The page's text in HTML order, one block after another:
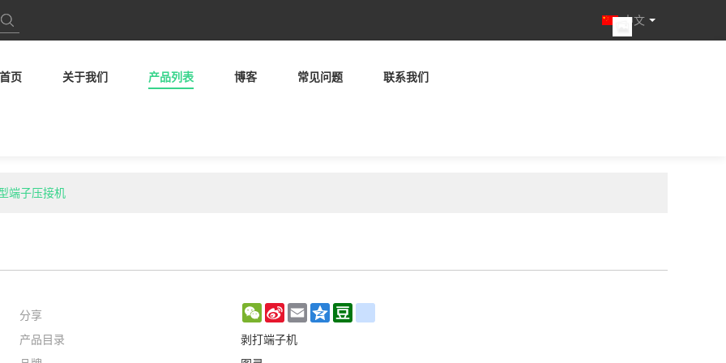
中文
首页 关于我们 产品列表 博客 常见问题 联系我们
端子压接机
分享 WeChat
Sina
Weibo
Email Qzone
产品目录
剥打端子机